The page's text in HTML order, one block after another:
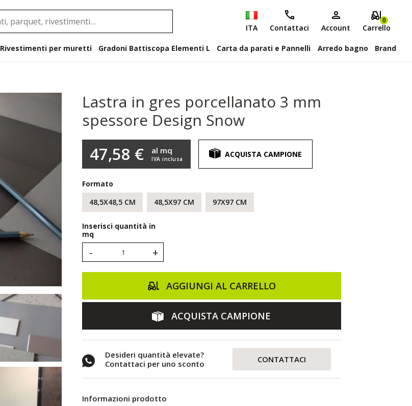
ITA Contattaci Account
0
Carrello
Rivestimenti per muretti Gradoni Battiscopa Elementi L Carta da parati e Pannelli Arredo bagno Brand
Lastra in gres porcellanato 3 mm
spessore Design Snow
47,58 € IVA inclusa
al mq ACQUISTA CAMPIONE
Formato
48,5X48,5 CM
48,5X97 CM 97X97 CM
Inserisci quantità in
mq
- +
AGGIUNGI AL CARRELLO
ACQUISTA CAMPIONE
Desideri quantità elevate?
Contattaci per uno sconto
CONTATTACI
Informazioni prodotto